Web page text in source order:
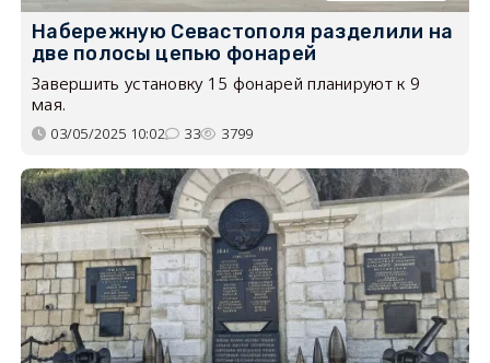
Набережную Севастополя разделили на
две полосы цепью фонарей
Завершить установку 15 фонарей планируют к 9
мая.
03/05/2025 10:02 33 3799